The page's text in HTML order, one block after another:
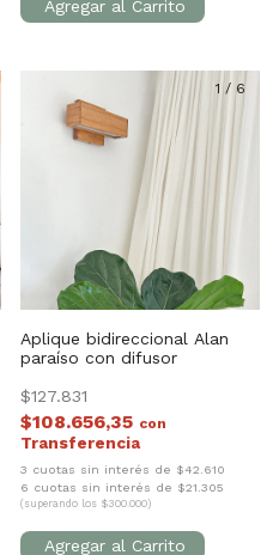
1 / 6
Aplique bidireccional Alan
paraíso con difusor
$127.831
$108.656,35 con
3 cuotas sin interés de $42.610
6 cuotas sin interés de $21.305
(superando los $300.000)